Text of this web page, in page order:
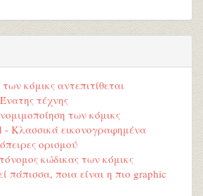
κόμικς αντεπιτίθεται
τέχνης
των κόμικς
- Κλασσικά εικονογραφημένα
ορισμού
κώδικας των κόμικς
πάπισσα, ποια είναι η πιο graphic